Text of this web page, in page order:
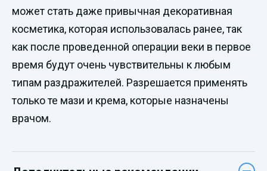
может стать даже привычная декоративная
косметика, которая использовалась ранее, так
как после проведенной операции веки в первое
время будут очень чувствительны к любым
типам раздражителей. Разрешается применять
только те мази и крема, которые назначены
врачом.